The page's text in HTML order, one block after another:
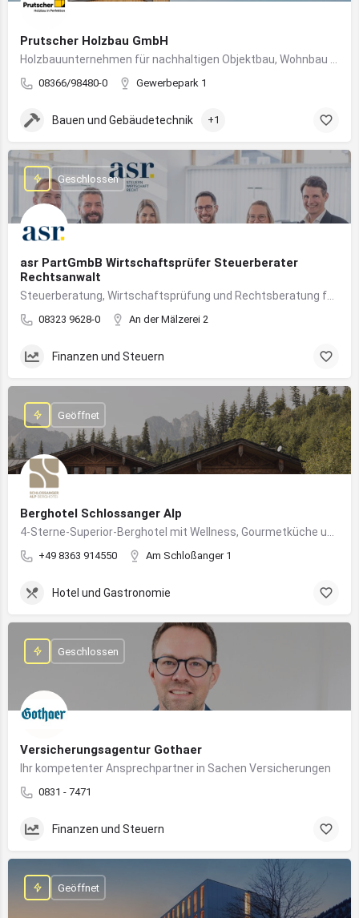
Prutscher Holzbau GmbH
08366/98480-0 Gewerbepark 1
Bauen und Gebäudetechnik +1
asr PartGmbB Wirtschaftsprüfer Steuerberater
Rechtsanwalt
08323 9628-0 An der Mälzerei 2
Geschlossen
Finanzen und Steuern
Berghotel Schlossanger Alp
+49 8363 914550 Am Schloßanger 1
Geöffnet
Hotel und Gastronomie
Versicherungsagentur Gothaer
Ihr kompetenter Ansprechpartner in Sachen Versicherungen
0831 - 7471
Geschlossen
Finanzen und Steuern
Geöffnet